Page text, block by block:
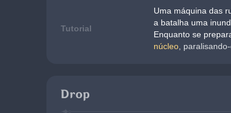
Tutorial
Uma máquina das
a batalha uma
Enquanto se
núcleo ,
Drop